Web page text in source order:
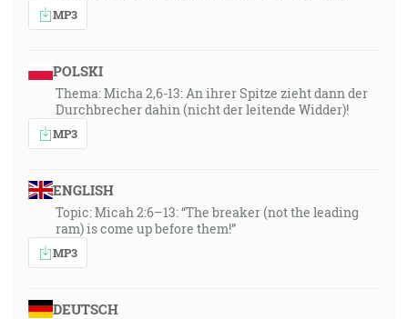
MP3
POLSKI
Thema: Micha 2,6-13: An ihrer Spitze zieht dann der
Durchbrecher dahin (nicht der leitende Widder)!
MP3
ENGLISH
Topic: Micah 2:6–13: “The breaker (not the leading
ram) is come up before them!”
MP3
DEUTSCH